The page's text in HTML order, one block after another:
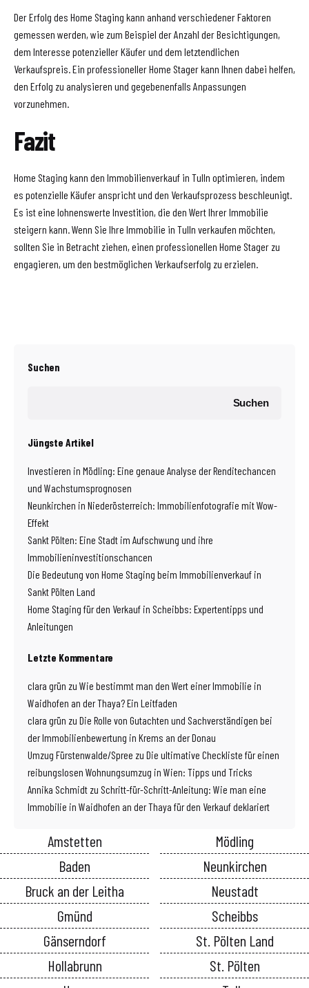
Der Erfolg des Home Staging kann anhand verschiedener Faktoren
gemessen werden, wie zum Beispiel der Anzahl der Besichtigungen,
dem Interesse potenzieller Käufer und dem letztendlichen
Verkaufspreis. Ein professioneller Home Stager kann Ihnen dabei helfen,
den Erfolg zu analysieren und gegebenenfalls Anpassungen
vorzunehmen.
Fazit
Home Staging kann den Immobilienverkauf in Tulln optimieren, indem
es potenzielle Käufer anspricht und den Verkaufsprozess beschleunigt.
Es ist eine lohnenswerte Investition, die den Wert Ihrer Immobilie
steigern kann. Wenn Sie Ihre Immobilie in Tulln verkaufen möchten,
sollten Sie in Betracht ziehen, einen professionellen Home Stager zu
engagieren, um den bestmöglichen Verkaufserfolg zu erzielen.
Suchen
Suchen
Jüngste Artikel
Investieren in Mödling: Eine genaue Analyse der Renditechancen
und Wachstumsprognosen
Neunkirchen in Niederösterreich: Immobilienfotografie mit Wow-
Effekt
Sankt Pölten: Eine Stadt im Aufschwung und ihre
Immobilieninvestitionschancen
Die Bedeutung von Home Staging beim Immobilienverkauf in
Sankt Pölten Land
Home Staging für den Verkauf in Scheibbs: Expertentipps und
Anleitungen
Letzte Kommentare
clara grün zu Wie bestimmt man den Wert einer Immobilie in
Waidhofen an der Thaya? Ein Leitfaden
clara grün zu Die Rolle von Gutachten und Sachverständigen bei
der Immobilienbewertung in Krems an der Donau
Umzug Fürstenwalde/Spree zu Die ultimative Checkliste für einen
reibungslosen Wohnungsumzug in Wien: Tipps und Tricks
Annika Schmidt zu Schritt-für-Schritt-Anleitung: Wie man eine
Immobilie in Waidhofen an der Thaya für den Verkauf deklariert
Amstetten
Baden
Bruck an der Leitha
Gmünd
Gänserndorf
Hollabrunn
Mödling
Neunkirchen
Neustadt
Scheibbs
St. Pölten Land
St. Pölten